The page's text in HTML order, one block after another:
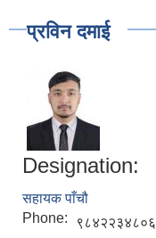
प्रविन दमाई
Designation:
सहायक पाँचौ
Phone:
९८४२२३४८०६